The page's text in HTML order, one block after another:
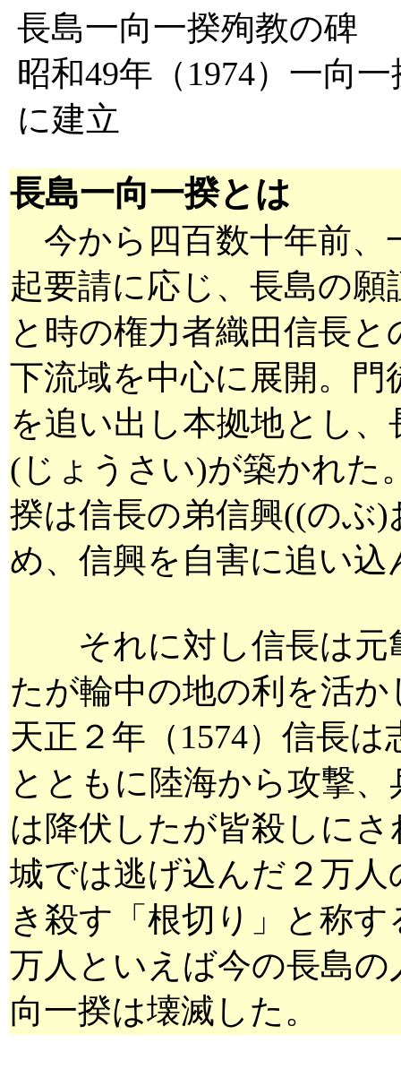
長島一向一揆殉教の碑
昭和49年（1974）一向
に建立
長島一向一揆とは
今から四百数十年前、
起要請に応じ、長島の
と時の権力者織田信長
下流域を中心に展開。
を追い出し本拠地とし
(じょうさい)が築かれた
揆は信長の弟信興((のぶ
め、信興を自害に追い込
それに対し信長は元
たが輪中の地の利を活
天正２年（1574）信長
とともに陸海から攻撃
は降伏したが皆殺しに
城では逃げ込んだ２万
き殺す「根切り」と称
万人といえば今の長島
向一揆は壊滅した。